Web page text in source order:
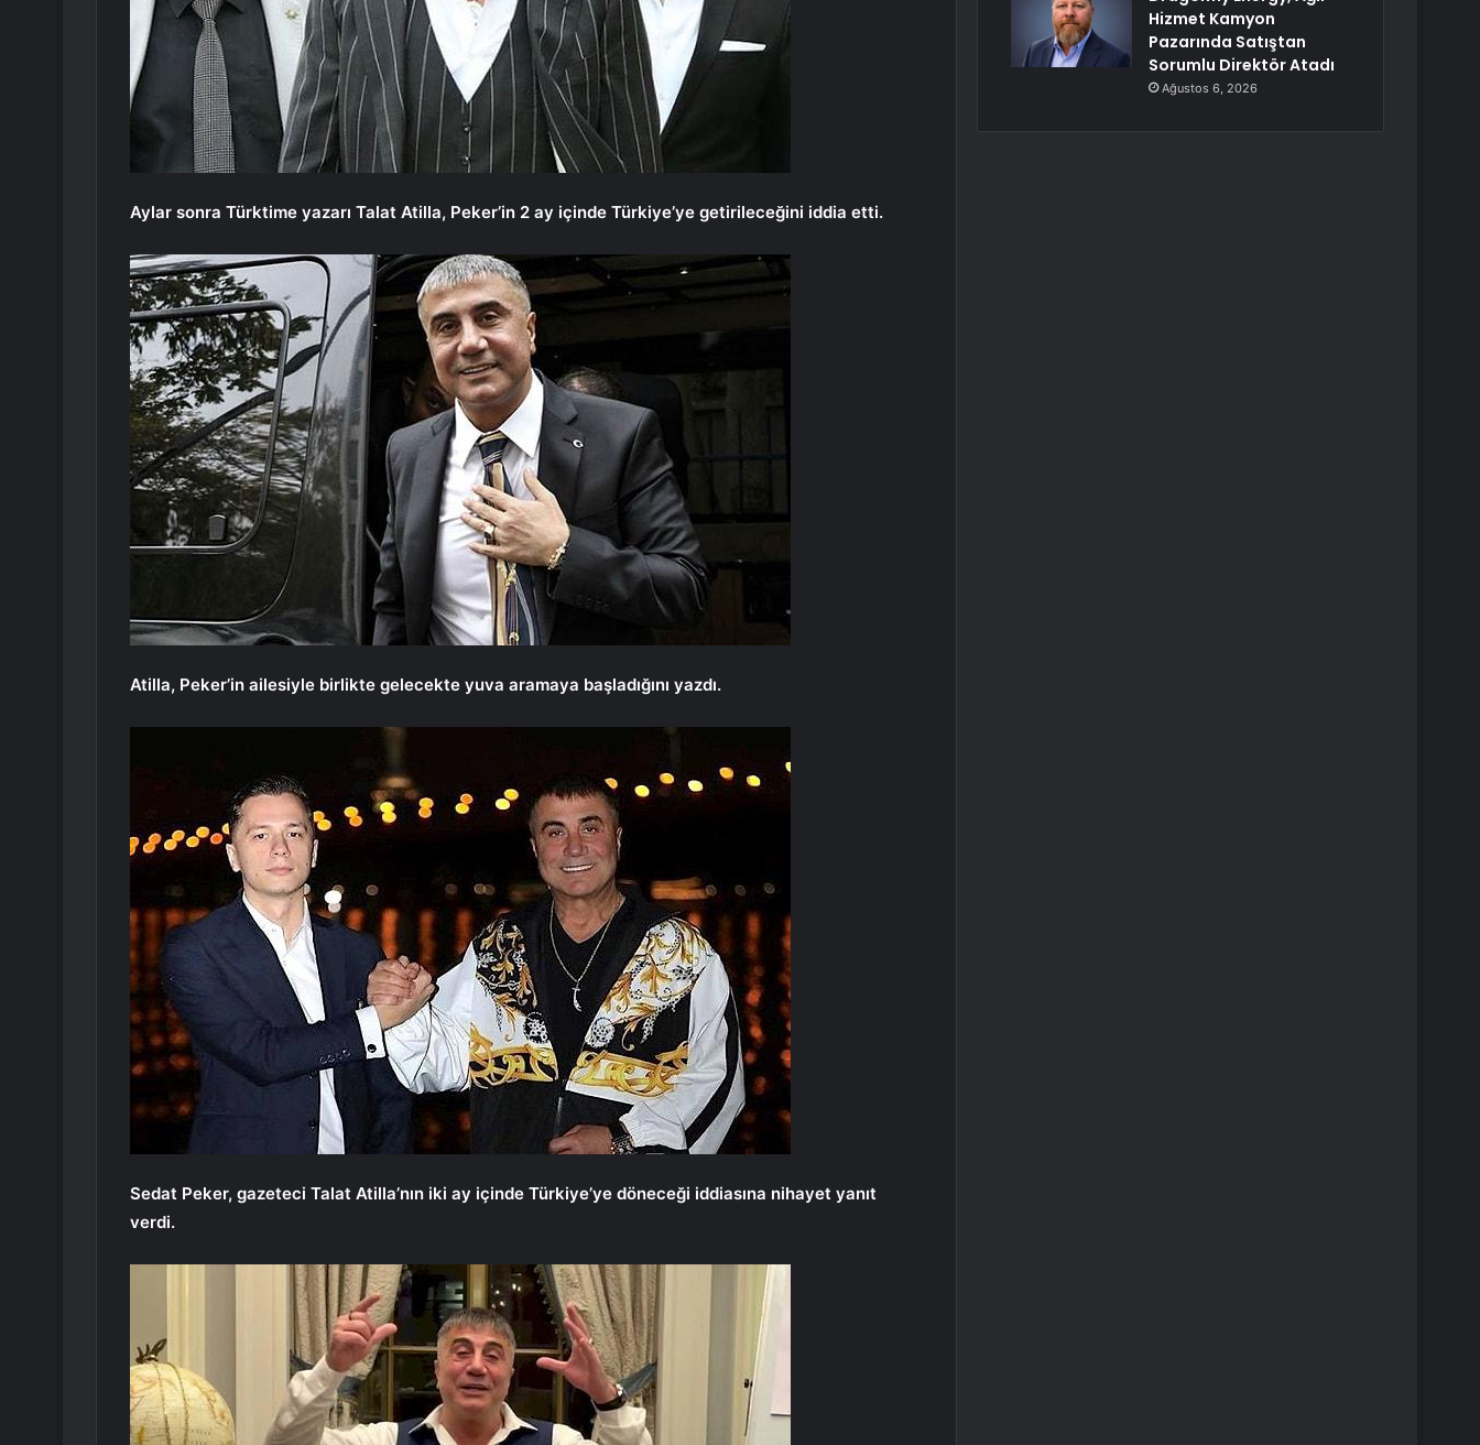
Aylar sonra Türktime yazarı Talat Atilla, Peker’in 2 ay içinde Türkiye’ye getirileceğini iddia etti.
Atilla, Peker’in ailesiyle birlikte gelecekte yuva aramaya başladığını yazdı.
Sedat Peker, gazeteci Talat Atilla’nın iki ay içinde Türkiye’ye döneceği iddiasına nihayet yanıt
verdi.
Hizmet Kamyon
Pazarında Satıştan
Sorumlu Direktör Atadı
Ağustos 6, 2026